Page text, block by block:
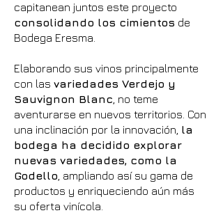
capitanean juntos este proyecto
consolidando los cimientos de
Bodega Eresma.
Elaborando sus vinos principalmente
con las variedades Verdejo y
Sauvignon Blanc , no teme
aventurarse en nuevos territorios. Con
una inclinación por la innovación, la
bodega ha decidido explorar
nuevas variedades, como la
Godello , ampliando así su gama de
productos y enriqueciendo aún más
su oferta vinícola.